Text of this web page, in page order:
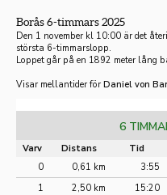
Borås 6-timmars 2025
Den 1 november kl 10:00 är det
största 6-timmarslopp.
Loppet går på en 1892 meter lång
Visar mellantider för Daniel von
6
Varv Distans Tid
0
0,61 km 3:55
1
2,50 km 15:20